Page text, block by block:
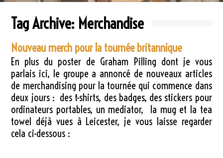
Tag Archive: Merchandise
Nouveau merch pour la tournée britannique
En plus du poster de Graham Pilling dont je vous
parlais ici, le groupe a annoncé de nouveaux articles
de merchandising pour la tournée qui commence dans
deux jours : des t-shirts, des badges, des stickers pour
ordinateurs portables, un mediator, la mug et la tea
towel déjà vues à Leicester, je vous laisse regarder
cela ci-dessous :